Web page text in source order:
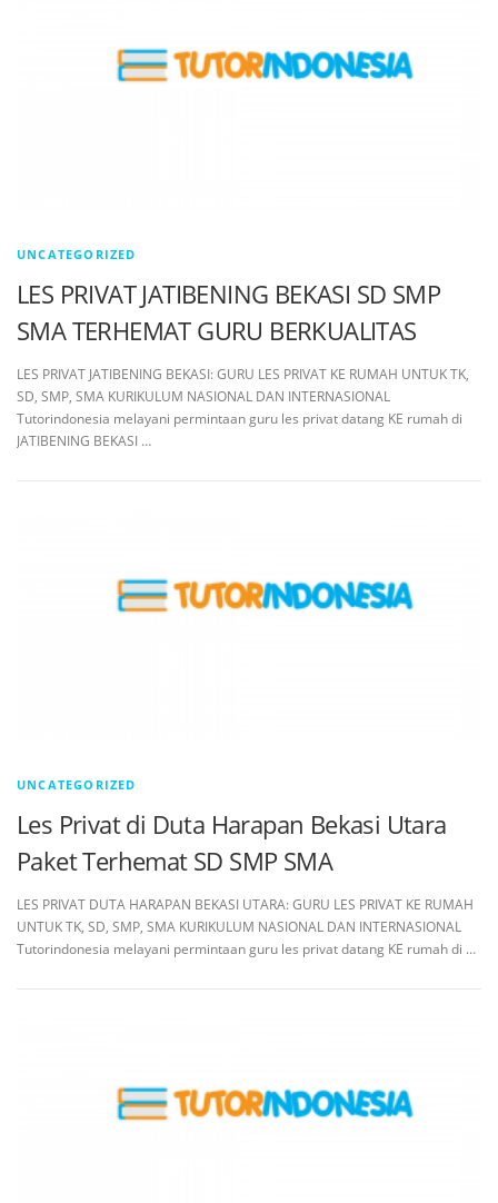
UNCATEGORIZED
LES PRIVAT JATIBENING BEKASI SD SMP
SMA TERHEMAT GURU BERKUALITAS
LES PRIVAT JATIBENING BEKASI: GURU LES PRIVAT KE RUMAH UNTUK TK,
SD, SMP, SMA KURIKULUM NASIONAL DAN INTERNASIONAL
Tutorindonesia melayani permintaan guru les privat datang KE rumah di
JATIBENING BEKASI …
UNCATEGORIZED
Les Privat di Duta Harapan Bekasi Utara
Paket Terhemat SD SMP SMA
LES PRIVAT DUTA HARAPAN BEKASI UTARA: GURU LES PRIVAT KE RUMAH
UNTUK TK, SD, SMP, SMA KURIKULUM NASIONAL DAN INTERNASIONAL
Tutorindonesia melayani permintaan guru les privat datang KE rumah di …